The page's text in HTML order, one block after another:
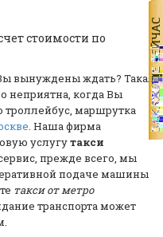
стоимости по
вынуждены ждать? Такая
неприятна, когда Вы
троллейбус, маршрутка
. Наша фирма
услугутакси
прежде всего, мы
подаче машины
такси от метро
транспорта может